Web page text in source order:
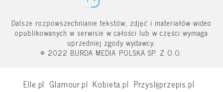
Dalsze rozpowszechnianie tekstów, zdjęć i materiałów wideo
opublikowanych w serwisie w całości lub w części wymaga
uprzedniej zgody wydawcy.
© 2022 BURDA MEDIA POLSKA SP. Z O.O.
Elle.pl Glamour.pl Kobieta.pl Przyslijprzepis.pl